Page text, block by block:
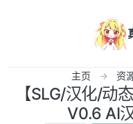
主页 资
【SLG/汉化/动
V0.6 AI